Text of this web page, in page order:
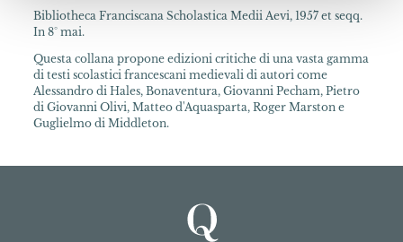
Bibliotheca Franciscana Scholastica Medii Aevi, 1957 et seqq.
In 8° mai.
Questa collana propone edizioni critiche di una vasta gamma
di testi scolastici francescani medievali di autori come
Alessandro di Hales, Bonaventura, Giovanni Pecham, Pietro
di Giovanni Olivi, Matteo d'Aquasparta, Roger Marston e
Guglielmo di Middleton.